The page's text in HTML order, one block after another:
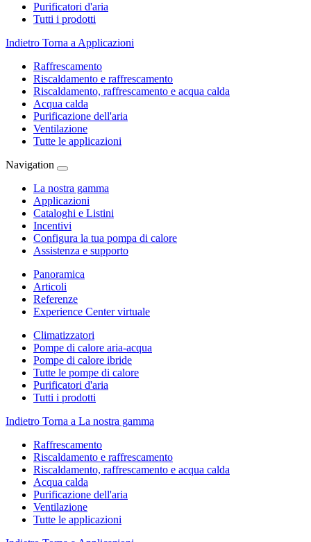
Purificatori d'aria
Tutti i prodotti
Indietro Torna a Applicazioni
Raffrescamento
Riscaldamento e raffrescamento
Riscaldamento, raffrescamento e acqua calda
Acqua calda
Purificazione dell'aria
Ventilazione
Tutte le applicazioni
Navigation
La nostra gamma
Applicazioni
Cataloghi e Listini
Incentivi
Configura la tua pompa di calore
Assistenza e supporto
Panoramica
Articoli
Referenze
Experience Center virtuale
Climatizzatori
Pompe di calore aria-acqua
Pompe di calore ibride
Tutte le pompe di calore
Purificatori d'aria
Tutti i prodotti
Indietro Torna a La nostra gamma
Raffrescamento
Riscaldamento e raffrescamento
Riscaldamento, raffrescamento e acqua calda
Acqua calda
Purificazione dell'aria
Ventilazione
Tutte le applicazioni